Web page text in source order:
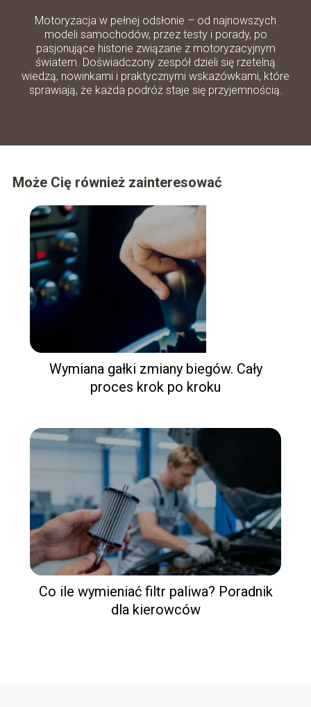
Motoryzacja w pełnej odsłonie – od najnowszych
modeli samochodów, przez testy i porady, po
pasjonujące historie związane z motoryzacyjnym
światem. Doświadczony zespół dzieli się rzetelną
wiedzą, nowinkami i praktycznymi wskazówkami, które
sprawiają, że każda podróż staje się przyjemnością.
Może Cię również zainteresować
Wymiana gałki zmiany biegów. Cały
proces krok po kroku
Co ile wymieniać filtr paliwa? Poradnik
dla kierowców